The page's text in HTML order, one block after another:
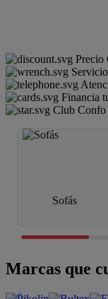
Precio
Financia
Club Confo
Sofás
Marcas que